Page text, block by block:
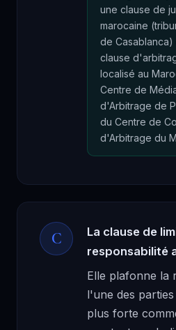
une clause de
marocaine
de
clause
localisé au
Centre de
d'Arbitrage de
du Centre de
d'Arbitrage du
C
La clause de
responsabilité
Elle plafonne la
l'une des
plus forte